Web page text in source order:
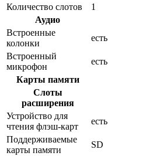
Количество слотов
1
Аудио
Встроенные
колонки
есть
Встроенный
микрофон
есть
Карты памяти
Слоты
расширения
Устройство для
чтения флэш-карт
есть
Поддерживаемые
карты памяти
SD